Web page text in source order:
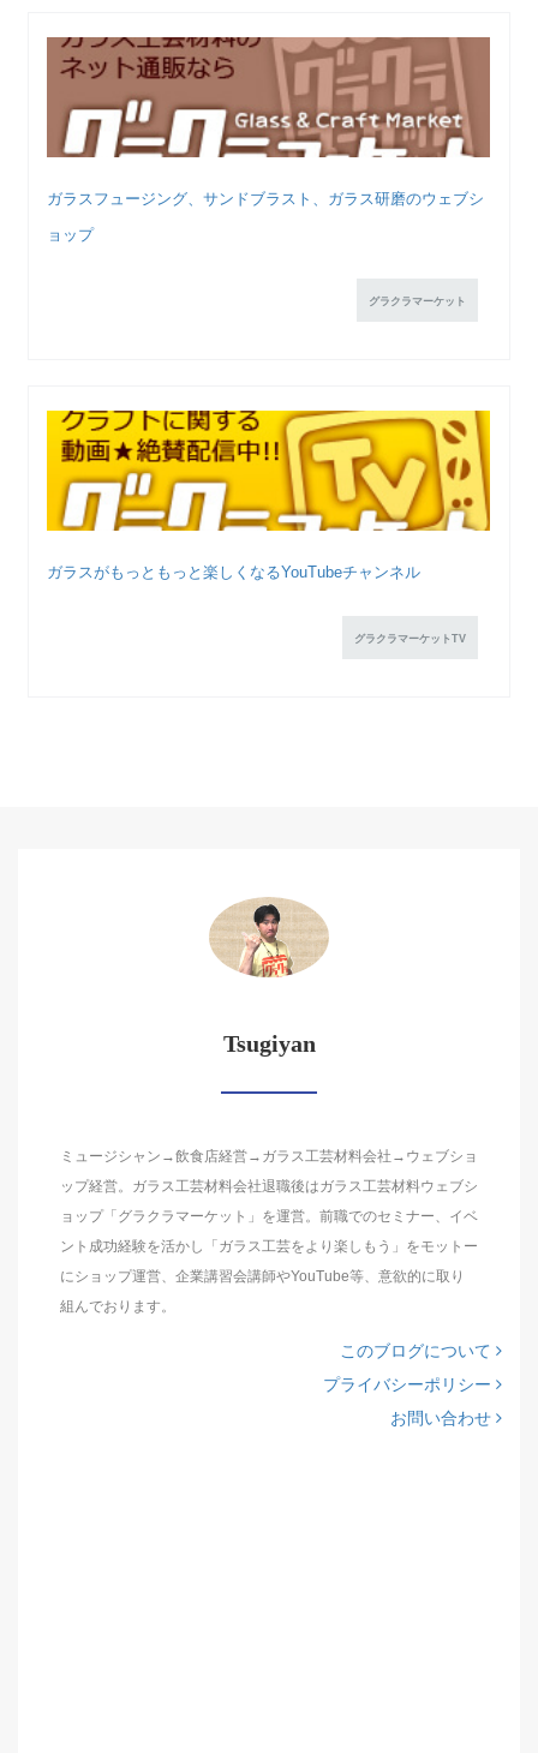
ガラスフュージング、サンドブラスト、ガラス研磨のウェブシ
ョップ
グラクラマーケット
ガラスがもっともっと楽しくなるYouTubeチャンネル
グラクラマーケットTV
Tsugiyan
ミュージシャン→飲食店経営→ガラス工芸材料会社→ウェブショ
ップ経営。ガラス工芸材料会社退職後はガラス工芸材料ウェブシ
ョップ「グラクラマーケット」を運営。前職でのセミナー、イベ
ント成功経験を活かし「ガラス工芸をより楽しもう」をモットー
にショップ運営、企業講習会講師やYouTube等、意欲的に取り
組んでおります。
このブログについて
プライバシーポリシー
お問い合わせ